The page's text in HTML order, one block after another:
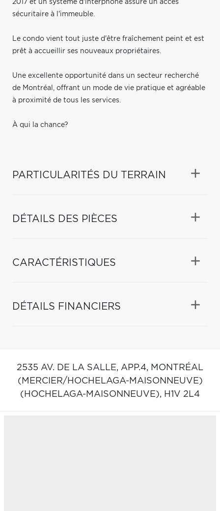
2017 et un système d'interphone assure un accès
sécuritaire à l'immeuble.
Le condo vient tout juste d'être fraîchement peint et est
prêt à accueillir ses nouveaux propriétaires.
Une excellente opportunité dans un secteur recherché
de Montréal, offrant un mode de vie pratique et agréable
à proximité de tous les services.
À qui la chance?
PARTICULARITÉS DU TERRAIN
DÉTAILS DES PIÈCES
CARACTÉRISTIQUES
DÉTAILS FINANCIERS
2535 AV. DE LA SALLE, APP.4, MONTRÉAL
(MERCIER/HOCHELAGA-MAISONNEUVE)
(HOCHELAGA-MAISONNEUVE), H1V 2L4